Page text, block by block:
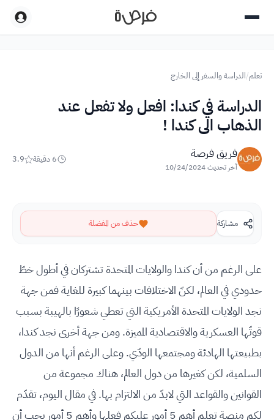
تعلم/الدراسة والسفر إلى الخارج
الدراسة في كندا: افعل ولا تفعل عند
الذهاب الى كندا !
فريق فرصة
آخر تحديث10/24/2024
6 دقيقة 3.9
مشاركة حذف من المفضلة
على الرغم من أن كندا والولايات المتحدة تشتركان في أطول خطّ
حدودي في العالم، لكنّ الاختلافات بينهما كبيرة للغاية فمن جهة
نجد الولايات المتحدة الأمريكية التي تعطي شعورًا بالهيبة بسبب
قوتّها العسكرية والاقتصادية المميزة. ومن جهة أخرى نجد كندا،
بطبيعتها الهادئة ومجتمعها الودّي. وعلى الرغم أنها من الدول
السلمية، لكن كغيرها من دول العالم، هناك مجموعة من
القوانين والقواعد التي لابدّ من الالتزام بها. في مقال اليوم، تقدّم
لكم منصة تعلم أهم 5 أمور عليكم فعلها وأهم 5 أمور يجب أن